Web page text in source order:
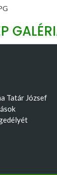
Tatár József